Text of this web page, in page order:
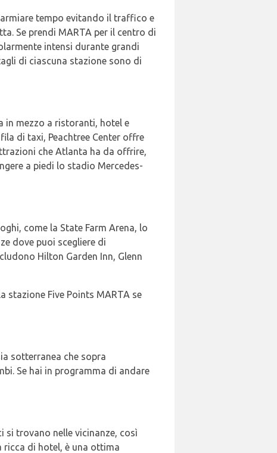
tempo evitando il traffico e
Se prendi MARTA per il centro di
intensi durante grandi
di ciascuna stazione sono di
in mezzo a ristoranti, hotel e
di taxi, Peachtree Center offre
che Atlanta ha da offrire,
a piedi lo stadio Mercedes-
come la State Farm Arena, lo
dove puoi scegliere di
Hilton Garden Inn, Glenn
stazione Five Points MARTA se
sotterranea che sopra
Se hai in programma di andare
si trovano nelle vicinanze, così
ricca di hotel, è una ottima